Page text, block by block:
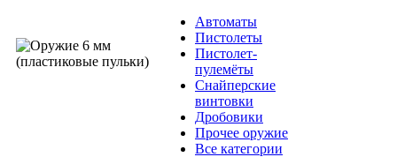
Автоматы
Пистолеты
Пистолет-
пулемёты
Снайперские
винтовки
Дробовики
Прочее оружие
Все категории